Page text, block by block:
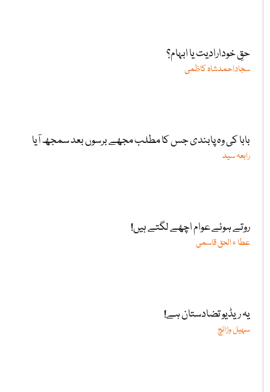
حقِ خودارادیت یا ابہام؟
سجاداحمدشاہ کاظمی
بابا کی وہ پابندی جس کا مطلب مجھے برسوں بعد سمجھ آیا
رابعہ سید
روتے ہوئے عوام اچھے لگتے ہیں!
عطا ء الحق قاسمی
یہ ریڈیو تضادستان ہے!
سہیل وڑائچ